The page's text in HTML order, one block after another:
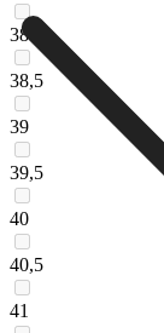
38
38,5
39
39,5
40
40,5
41